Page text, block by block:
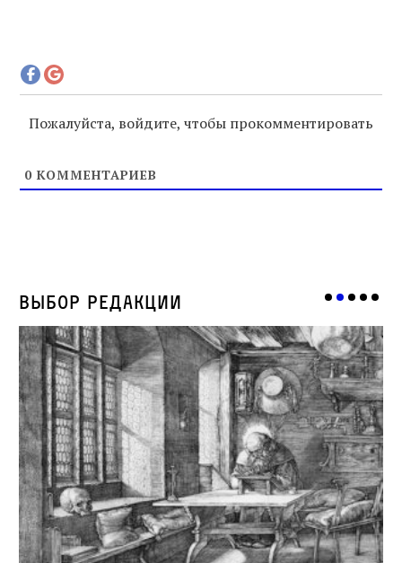
Пожалуйста, войдите, чтобы прокомментировать
0 КОММЕНТАРИЕВ
Выбор редакции